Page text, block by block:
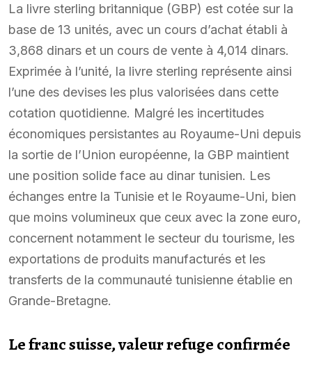
La livre sterling britannique (GBP) est cotée sur la
base de 13 unités, avec un cours d’achat établi à
3,868 dinars et un cours de vente à 4,014 dinars.
Exprimée à l’unité, la livre sterling représente ainsi
l’une des devises les plus valorisées dans cette
cotation quotidienne. Malgré les incertitudes
économiques persistantes au Royaume-Uni depuis
la sortie de l’Union européenne, la GBP maintient
une position solide face au dinar tunisien. Les
échanges entre la Tunisie et le Royaume-Uni, bien
que moins volumineux que ceux avec la zone euro,
concernent notamment le secteur du tourisme, les
exportations de produits manufacturés et les
transferts de la communauté tunisienne établie en
Grande-Bretagne.
Le franc suisse, valeur refuge confirmée